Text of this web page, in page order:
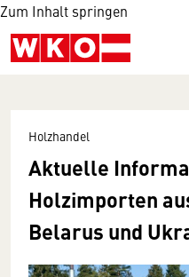
Zum Inhalt springen
Holzhandel
Aktuelle
Holzimporten
Belarus und